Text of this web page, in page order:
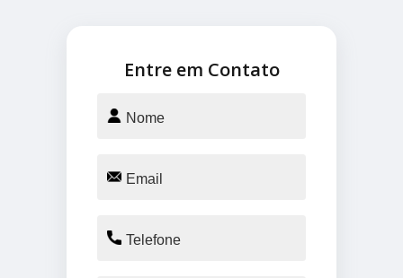
Entre em Contato